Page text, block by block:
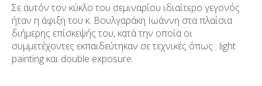
Σε αυτόν τον κύκλο του σεμιναρίου ιδιαίτερο γεγονός
ήταν η άφιξη του κ. Βουλγαράκη Ιωάννη στα πλαίσια
διήμερης επίσκεψής του, κατά την οποία οι
συμμετέχοντες εκπαιδεύτηκαν σε τεχνικές όπως : light
painting και double exposure.